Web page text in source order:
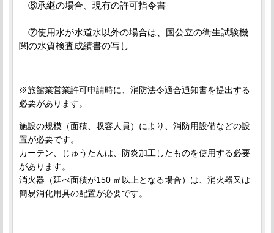
⑥承継の場合、現有の許可指令書
⑦使用水が水道水以外の場合は、国公立の衛生試験機
関の水質検査成績書の写し
※旅館業営業許可申請時に、消防法令適合通知書を提出する
必要があります。
施設の規模（面積、収容人員）により、消防用設備などの設
置が必要です。
カーテン、じゅうたんは、防炎加工したものを使用する必要
があります。
消火器（延べ面積が150 ㎡以上となる場合）は、消火器又は
簡易消化用具の配置が必要です。